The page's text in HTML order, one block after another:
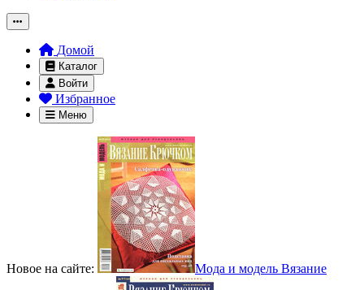
Домой
Каталог
Войти
Избранное
Меню
Новое на сайте: Мода и модель Вязание